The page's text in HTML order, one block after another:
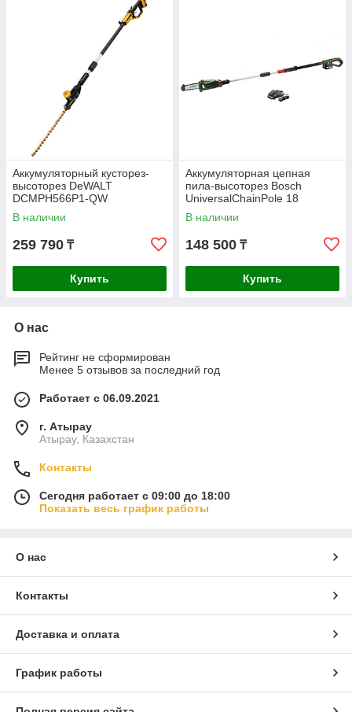
Аккумуляторный кусторез-
высоторез DeWALT
DCMPH566P1-QW
В наличии
259 790 ₸
Купить
Аккумуляторная цепная
пила-высоторез Bosch
UniversalChainPole 18
06008B3100
В наличии
148 500 ₸
Купить
О нас
Рейтинг не сформирован
Менее 5 отзывов за последний год
Работает с 06.09.2021
г. Атырау
Атырау, Казахстан
Контакты
Сегодня работает с 09:00 до 18:00
Показать весь график работы
О нас
Контакты
Доставка и оплата
График работы